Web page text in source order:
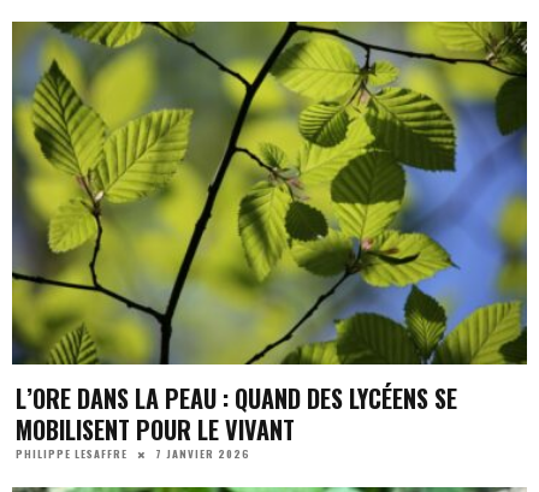
L’ORE DANS LA PEAU : QUAND DES LYCÉENS SE
MOBILISENT POUR LE VIVANT
PHILIPPE LESAFFRE 7 JANVIER 2026